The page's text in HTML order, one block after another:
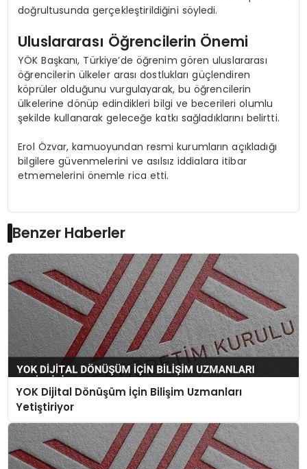
doğrultusunda gerçekleştirildiğini söyledi.
Uluslararası Öğrencilerin Önemi
YÖK Başkanı, Türkiye’de öğrenim gören uluslararası
öğrencilerin ülkeler arası dostlukları güçlendiren
köprüler olduğunu vurgulayarak, bu öğrencilerin
ülkelerine dönüp edindikleri bilgi ve becerileri olumlu
şekilde kullanarak geleceğe katkı sağladıklarını belirtti.
Erol Özvar, kamuoyundan resmi kurumların açıkladığı
bilgilere güvenmelerini ve asılsız iddialara itibar
etmemelerini önemle rica etti.
Benzer Haberler
YOK Dijital Dönüşüm İçin Bilişim Uzmanları
Yetiştiriyor